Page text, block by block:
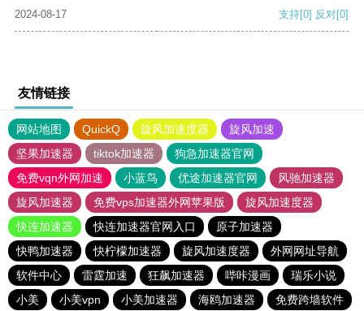
2024-08-17
支持[0] 反对[0]
友情链接
网站地图 QuickQ 旋风加速度器
旋风加速
坚果加速器
tiktok加速器
狗急加速器官网
免费vqn外网加速
小蓝鸟 优途加速器官网
风驰加速器
旋风加速器
免费vps加速器外网苹果版
旋风加速度器
快连加速器
快连加速器官网入口
原子加速器
快鸭加速器
快柠檬加速器 旋风加速度器
外网网址导航
软件中心
雷霆加速 狂飙加速器 哔咔漫画
瑞乐小说
小美
小美vpn 小美加速器 海鸥加速器
免费跨墙软件